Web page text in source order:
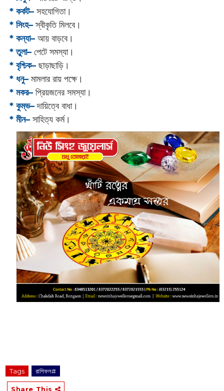
* কর্কট–সহযোগিতা।
* সিংহ–স্বীকৃতি মিলবে।
* কন্যা–আয় বাড়বে।
* তুলা–পেটে সমস্যা।
* বৃশ্চিক–ছাড়াছাড়ি।
* ধনু–মামলার রায় পক্ষে।
* মকর–প্রিয়জনের সমস্যা।‌
* কুম্ভ–দায়িত্বে বাধা।
* মীন–সাহিত্য কর্ম।
Tags রাশিফল#
Share This